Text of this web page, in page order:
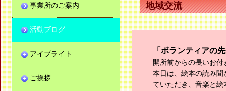
地域交流
「ボランティアの
開所前からの長いお
本日は、絵本の読み
ていただき、音楽と
事業所のご案内
活動ブログ
アイブライト
ご挨拶